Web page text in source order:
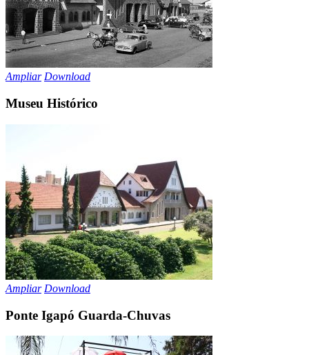
Ampliar Download
Museu Histórico
Ampliar Download
Ponte Igapó Guarda-Chuvas